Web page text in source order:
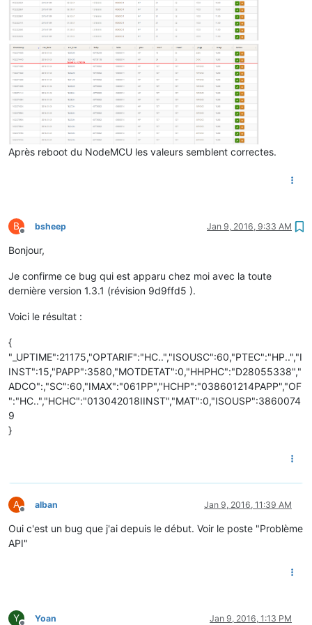
Après reboot du NodeMCU les valeurs semblent correctes.
B
Offline
bsheep Jan 9, 2016, 9:33 AM
Bonjour,
Je confirme ce bug qui est apparu chez moi avec la toute
dernière version 1.3.1 (révision 9d9ffd5 ).
Voici le résultat :
{
"_UPTIME":21175,"OPTARIF":"HC..","ISOUSC":60,"PTEC":"HP..","I
INST":15,"PAPP":3580,"MOTDETAT":0,"HHPHC":"D28055338","
ADCO":,"SC":60,"IMAX":"061PP","HCHP":"038601214PAPP","OF
":"HC..","HCHC":"013042018IINST","MAT":0,"ISOUSP":3860074
9
}
A
Offline
alban Jan 9, 2016, 11:39 AM
Oui c'est un bug que j'ai depuis le début. Voir le poste "Problème
API"
Y Yoan Jan 9, 2016, 1:13 PM